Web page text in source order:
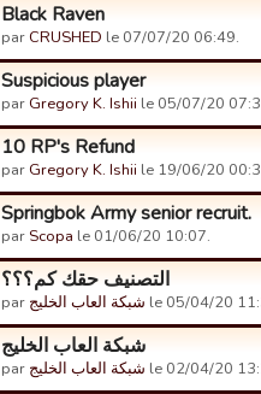
Black Raven
par CRUSHED le 07/07/20 06:49.
Suspicious player
par Gregory K. Ishii le 05/07/20
10 RP's Refund
par Gregory K. Ishii le 19/06/20
Springbok Army senior recruit.
par Scopa le 01/06/20 10:07.
التصنيف حقك كم؟؟؟
par شبكة العاب الخليج le 05/04/20
شبكة العاب الخليج
par شبكة العاب الخليج le 02/04/20